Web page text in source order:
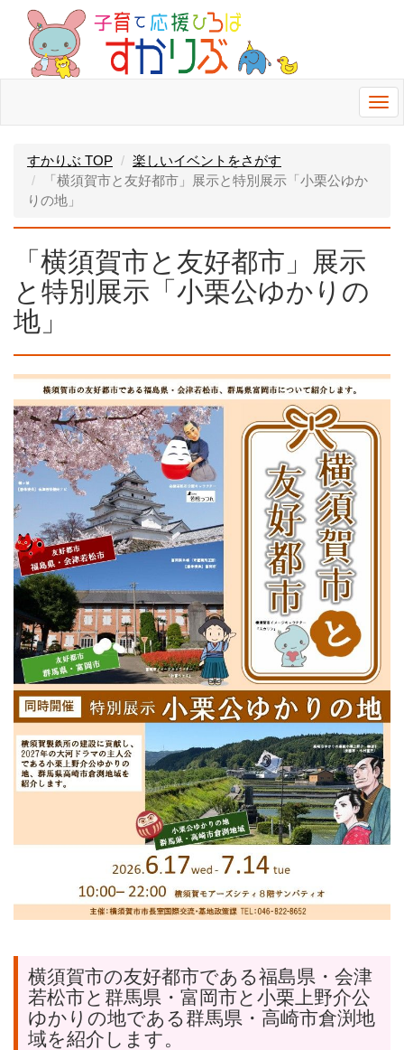
すかりぶ TOP
楽しいイベントをさがす
「横須賀市と友好都市」展⽰と特別展⽰「⼩栗公ゆか
りの地」
「横須賀市と友好都市」展⽰
と特別展⽰「⼩栗公ゆかりの
地」
横須賀市の友好都市である福島県・会津
若松市と群⾺県・富岡市と⼩栗上野介公
ゆかりの地である群⾺県・⾼崎市倉渕地
域を紹介します。